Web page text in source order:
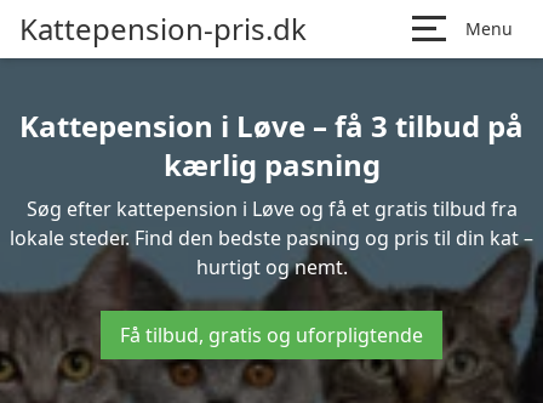
Kattepension-pris.dk Menu
Kattepension i Løve – få 3 tilbud på
kærlig pasning
Søg efter kattepension i Løve og få et gratis tilbud fra
lokale steder. Find den bedste pasning og pris til din kat –
hurtigt og nemt.
Få tilbud, gratis og uforpligtende